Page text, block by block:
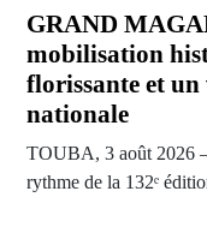
GRAND
mobilisation
florissante et
nationale
TOUBA, 3 août 2026
rythme de la 132ᵉ